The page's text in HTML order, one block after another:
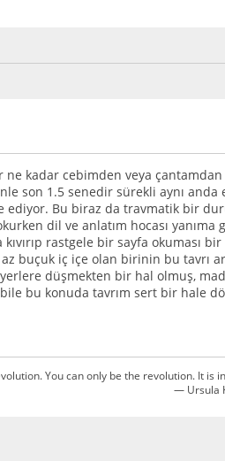
ne kadar cebimden veya
son 1.5 senedir sürekli aynı anda
ediyor. Bu biraz da travmatik bir
dil ve anlatım hocası
kıvırıp rastgele bir sayfa okuması
buçuk iç içe olan birinin bu tavrı
düşmekten bir hal olmuş,
bu konuda tavrım sert bir hale
You can only be the revolution. It is
― Ursula